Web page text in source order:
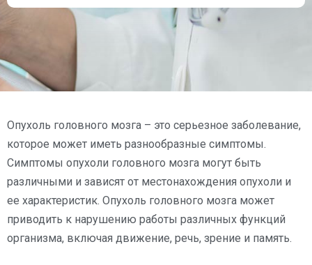
Опухоль головного мозга – это серьезное заболевание,
которое может иметь разнообразные симптомы.
Симптомы опухоли головного мозга могут быть
различными и зависят от местонахождения опухоли и
ее характеристик. Опухоль головного мозга может
приводить к нарушению работы различных функций
организма, включая движение, речь, зрение и память.